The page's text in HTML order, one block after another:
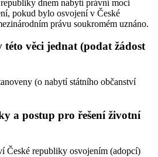
dnem nabytí právní moci
pokud bylo osvojení v České
právu soukromém uznáno.
věci jednat (podat žádost
(o nabytí státního občanství
a postup pro řešení životní
České republiky osvojením (adopcí)